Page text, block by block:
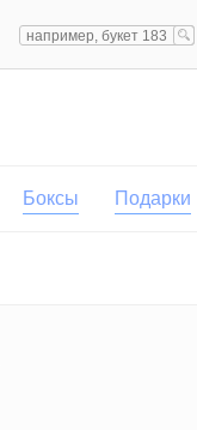
Боксы Подарки